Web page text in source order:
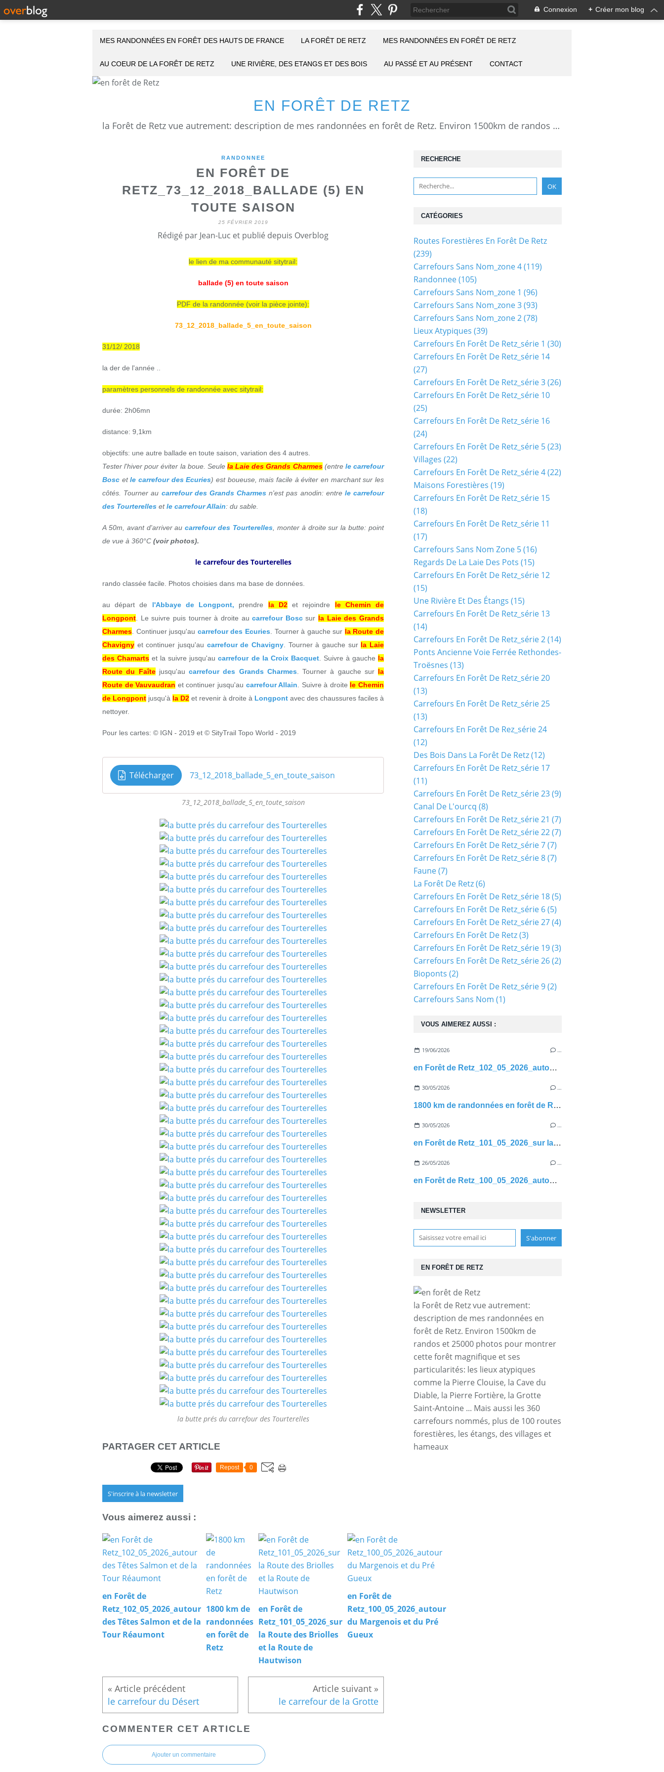
Connexion + Créer mon blog
EN FORÊT DE RETZ
la Forêt de Retz vue autrement: description de mes randonnées en forêt de Retz. Environ 1500km de randos et 25000 photos pour montrer cette forêt magnifique et ses particularités: les lieux atypiques comme la Pierre Clouise, la Cave du Diable, la Pierre Fortière, la Grotte Saint-Antoine ... Mais aussi les 360 carrefours nommés, plus de 100 routes forestières, les étangs, des villages et hameaux
MES RANDONNÉES EN FORÊT DES HAUTS DE FRANCE LA FORÊT DE RETZ MES RANDONNÉES EN FORÊT DE RETZ
AU COEUR DE LA FORÊT DE RETZ UNE RIVIÈRE, DES ETANGS ET DES BOIS AU PASSÉ ET AU PRÉSENT CONTACT
RANDONNEE
EN FORÊT DE
RETZ_73_12_2018_BALLADE (5) EN
TOUTE SAISON
25 FÉVRIER 2019
Rédigé par Jean-Luc et publié depuis Overblog
le lien de ma communauté sitytrail:
ballade (5) en toute saison
PDF de la randonnée (voir la pièce jointe):
73_12_2018_ballade_5_en_toute_saison
31/12/ 2018
la der de l'année ..
paramètres personnels de randonnée avec sitytrail:
durée: 2h06mn
distance: 9,1km
objectifs: une autre ballade en toute saison, variation des 4 autres.
Tester l'hiver pour éviter la boue. Seule la Laie des Grands Charmes(entre le carrefour
Bosc etle carrefour des Ecuries) est boueuse, mais facile à éviter en marchant sur les
côtés. Tourner au carrefour des Grands Charmes n'est pas anodin: entre le carrefour
des Tourterelles etle carrefour Allain: du sable.
A 50m, avant d'arriver aucarrefour des Tourterelles , monter à droite sur la butte: point
de vue à 360°C (voir photos).
le carrefour des Tourterelles
rando classée facile. Photos choisies dans ma base de données.
au départ de l'Abbaye de Longpont, prendre la D2et rejoindre le Chemin de
Longpont . Le suivre puis tourner à droite aucarrefour Boscsur la Laie des Grands
Charmes . Continuer jusqu'au carrefour des Ecuries . Tourner à gauche sur la Route de
Chavigny et continuer jusqu'au carrefour de Chavigny . Tourner à gauche sur la Laie
des Chamarts et la suivre jusqu'aucarrefour de la Croix Bacquet. Suivre à gauche la
Route du Faîtejusqu'au carrefour des Grands Charmes . Tourner à gauche sur la
Route de Vauvaudran et continuer jusqu'au carrefour Allain . Suivre à droite le Chemin
de Longpont jusqu'à la D2 et revenir à droite à Longpont avec des chaussures faciles à
nettoyer.
Pour les cartes: © IGN - 2019 et © SityTrail Topo World - 2019
Télécharger 73_12_2018_ballade_5_en_toute_saison
73_12_2018_ballade_5_en_toute_saison
la butte prés du carrefour des Tourterelles
PARTAGER CET ARTICLE
Repost 0
S'inscrire à la newsletter
Vous aimerez aussi :
en Forêt de
Retz_102_05_2026_autour
des Têtes Salmon et de la
Tour Réaumont
1800 km de
randonnées
en forêt de
Retz
en Forêt de
Retz_101_05_2026_sur
la Route des Briolles
et la Route de
Hautwison
en Forêt de
Retz_100_05_2026_autour
du Margenois et du Pré
Gueux
le carrefour du Désert le carrefour de la Grotte
COMMENTER CET ARTICLE
Ajouter un commentaire
NEWSLETTER
RECHERCHE
EN FORÊT DE RETZ
la Forêt de Retz vue autrement:
description de mes randonnées en
forêt de Retz. Environ 1500km de
randos et 25000 photos pour montrer
cette forêt magnifique et ses
particularités: les lieux atypiques
comme la Pierre Clouise, la Cave du
Diable, la Pierre Fortière, la Grotte
Saint-Antoine ... Mais aussi les 360
carrefours nommés, plus de 100 routes
forestières, les étangs, des villages et
hameaux
VOUS AIMEREZ AUSSI :
19/06/2026 …
en Forêt de Retz_102_05_2026_autour des Têtes Salmon et de la Tour Réaumont
30/05/2026 …
1800 km de randonnées en forêt de Retz
30/05/2026 …
en Forêt de Retz_101_05_2026_sur la Route des Briolles et la Route de Hautwison
26/05/2026 …
en Forêt de Retz_100_05_2026_autour du Margenois et du Pré Gueux
CATÉGORIES
Routes Forestières En Forêt De Retz
(239)
Carrefours Sans Nom_zone 4(119)
Randonnee(105)
Carrefours Sans Nom_zone 1 (96)
Carrefours Sans Nom_zone 3(93)
Carrefours Sans Nom_zone 2(78)
Lieux Atypiques (39)
Carrefours En Forêt De Retz_série 1 (30)
Carrefours En Forêt De Retz_série 14
(27)
Carrefours En Forêt De Retz_série 3(26)
Carrefours En Forêt De Retz_série 10
(25)
Carrefours En Forêt De Retz_série 16
(24)
Carrefours En Forêt De Retz_série 5(23)
Villages (22)
Carrefours En Forêt De Retz_série 4(22)
Maisons Forestières (19)
Carrefours En Forêt De Retz_série 15
(18)
Carrefours En Forêt De Retz_série 11
(17)
Carrefours Sans Nom Zone 5(16)
Regards De La Laie Des Pots (15)
Carrefours En Forêt De Retz_série 12
(15)
Une Rivière Et Des Étangs (15)
Carrefours En Forêt De Retz_série 13
(14)
Carrefours En Forêt De Retz_série 2(14)
Ponts Ancienne Voie Ferrée Rethondes-
Troësnes (13)
Carrefours En Forêt De Retz_série 20
(13)
Carrefours En Forêt De Retz_série 25
(13)
Carrefours En Forêt De Rez_série 24
(12)
Des Bois Dans La Forêt De Retz(12)
Carrefours En Forêt De Retz_série 17
(11)
Carrefours En Forêt De Retz_série 23(9)
Canal De L'ourcq (8)
Carrefours En Forêt De Retz_série 21 (7)
Carrefours En Forêt De Retz_série 22(7)
Carrefours En Forêt De Retz_série 7(7)
Carrefours En Forêt De Retz_série 8(7)
Faune(7)
La Forêt De Retz(6)
Carrefours En Forêt De Retz_série 18(5)
Carrefours En Forêt De Retz_série 6(5)
Carrefours En Forêt De Retz_série 27(4)
Carrefours En Forêt De Retz(3)
Carrefours En Forêt De Retz_série 19(3)
Carrefours En Forêt De Retz_série 26(2)
Bioponts (2)
Carrefours En Forêt De Retz_série 9(2)
Carrefours Sans Nom (1)